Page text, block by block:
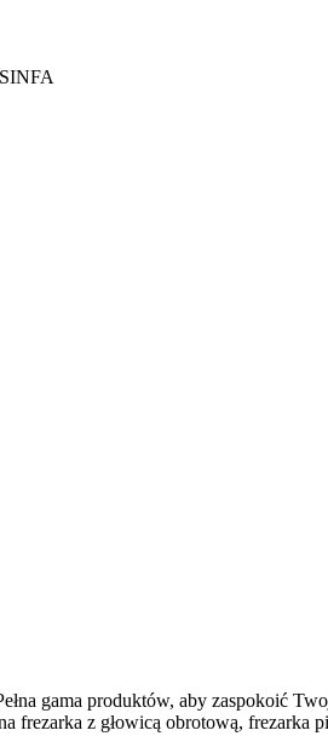
gama produktów, aby zaspokoić
z głowicą obrotową, frezarka